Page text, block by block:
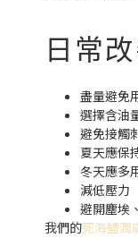
日常
盡量避免
選擇含油
避免接觸
夏天應保
冬天應多
減低壓力
避開塵埃
我們的死海鹽潤